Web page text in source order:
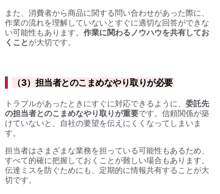
また、消費者から商品に関する問い合わせがあった際に、
作業の流れを理解していないとすぐに適切な回答ができな
い可能性もあります。 作業に関わるノウハウを共有してお
くことが大切です。
（3）担当者とのこまめなやり取りが必要
トラブルがあったときにすぐに対応できるように、 委託先
の担当者とのこまめなやり取りが重要です。信頼関係が築
けていないと、自社の要望を伝えにくくなってしまいま
す。
担当者はさまざまな業務を担っている可能性もあるため、
すべて的確に把握しておくことが難しい場合もあります。
伝達ミスを防ぐためにも、定期的に情報共有することが大
切です。